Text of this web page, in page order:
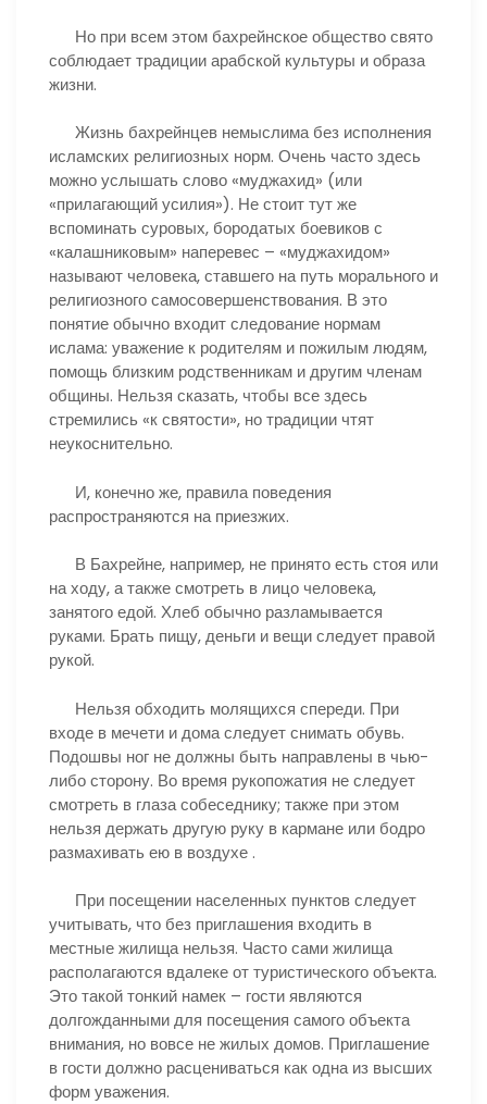
Но при всем этом бахрейнское общество свято
соблюдает традиции арабской культуры и образа
жизни.
Жизнь бахрейнцев немыслима без исполнения
исламских религиозных норм. Очень часто здесь
можно услышать слово «муджахид» (или
«прилагающий усилия»). Не стоит тут же
вспоминать суровых, бородатых боевиков с
«калашниковым» наперевес – «муджахидом»
называют человека, ставшего на путь морального и
религиозного самосовершенствования. В это
понятие обычно входит следование нормам
ислама: уважение к родителям и пожилым людям,
помощь близким родственникам и другим членам
общины. Нельзя сказать, чтобы все здесь
стремились «к святости», но традиции чтят
неукоснительно.
И, конечно же, правила поведения
распространяются на приезжих.
В Бахрейне, например, не принято есть стоя или
на ходу, а также смотреть в лицо человека,
занятого едой. Хлеб обычно разламывается
руками. Брать пищу, деньги и вещи следует правой
рукой.
Нельзя обходить молящихся спереди. При
входе в мечети и дома следует снимать обувь.
Подошвы ног не должны быть направлены в чью-
либо сторону. Во время рукопожатия не следует
смотреть в глаза собеседнику; также при этом
нельзя держать другую руку в кармане или бодро
размахивать ею в воздухе .
При посещении населенных пунктов следует
учитывать, что без приглашения входить в
местные жилища нельзя. Часто сами жилища
располагаются вдалеке от туристического объекта.
Это такой тонкий намек – гости являются
долгожданными для посещения самого объекта
внимания, но вовсе не жилых домов. Приглашение
в гости должно расцениваться как одна из высших
форм уважения.